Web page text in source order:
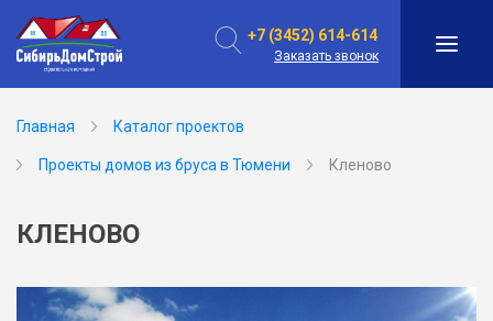
+7 (3452) 614-614
Заказать звонок
Главная Каталог проектов
Проекты домов из бруса в Тюмени Кленово
КЛЕНОВО